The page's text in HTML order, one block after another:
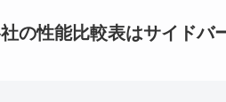
の性能比較表はサイドバ